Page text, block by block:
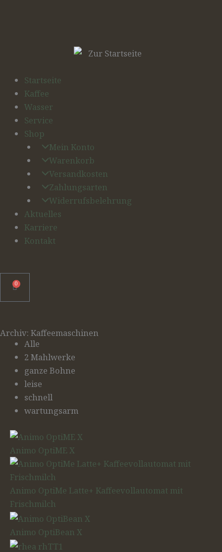
Startseite
Kaffee
Wasser
Service
Shop
Mein Konto
Warenkorb
Versandkosten
Zahlungsarten
Widerrufsbelehrung
Aktuelles
Karriere
Kontakt
0
Warenkorb
Archiv: Kaffeemaschinen
Alle
2 Mahlwerke
ganze Bohne
leise
schnell
wartungsarm
Animo OptiME X
Animo OptiMe Latte+ Kaffeevollautomat mit
Frischmilch
Animo OptiBean X